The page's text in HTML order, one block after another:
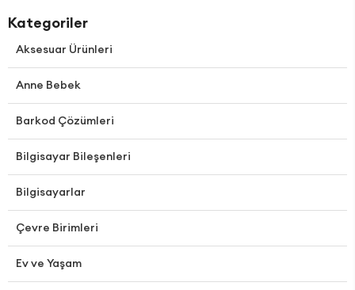
Kategoriler
Aksesuar Ürünleri
Anne Bebek
Barkod Çözümleri
Bilgisayar Bileşenleri
Bilgisayarlar
Çevre Birimleri
Ev ve Yaşam